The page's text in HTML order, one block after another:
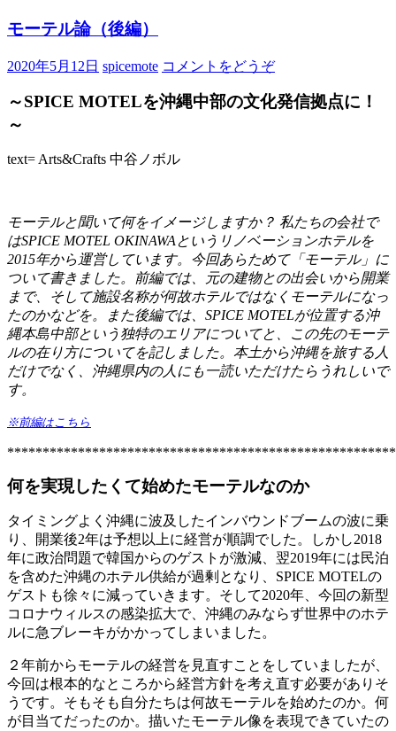
モーテル論（後編）
2020年5月12日 spicemote コメントをどうぞ
～SPICE MOTELを沖縄中部の文化発信拠点に！
～
text= Arts&Crafts 中谷ノボル
モーテルと聞いて何をイメージしますか？ 私たちの会社で
はSPICE MOTEL OKINAWAというリノベーションホテルを
2015年から運営しています。今回あらためて「モーテル」に
ついて書きました。前編では、元の建物との出会いから開業
まで、そして施設名称が何故ホテルではなくモーテルになっ
たのかなどを。また後編では、SPICE MOTELが位置する沖
縄本島中部という独特のエリアについてと、この先のモーテ
ルの在り方についてを記しました。本土から沖縄を旅する人
だけでなく、沖縄県内の人にも一読いただけたらうれしいで
す。
※前編はこちら
何を実現したくて始めたモーテルなのか
タイミングよく沖縄に波及したインバウンドブームの波に乗
り、開業後2年は予想以上に経営が順調でした。しかし2018
年に政治問題で韓国からのゲストが激減、翌2019年には民泊
を含めた沖縄のホテル供給が過剰となり、SPICE MOTELの
ゲストも徐々に減っていきます。そして2020年、今回の新型
コロナウィルスの感染拡大で、沖縄のみならず世界中のホテ
ルに急ブレーキがかかってしまいました。
２年前からモーテルの経営を見直すことをしていましたが、
今回は根本的なところから経営方針を考え直す必要がありそ
うです。そもそも自分たちは何故モーテルを始めたのか。何
が目当てだったのか。描いたモーテル像を表現できていたの